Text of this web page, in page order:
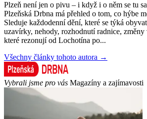
Plzeň není jen o pivu – i když i o něm se tu
Plzeňská Drbna má přehled o tom, co hýbe
Sleduje každodenní dění, které se týká
uzavírky, nehody, rozhodnutí radnice, změny
které rezonují od Lochotína po...
Všechny články tohoto autora →
Vybrali jsme pro vás Magazíny a zajímavosti